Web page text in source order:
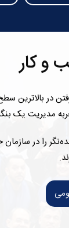
و کار
در بالاترین
مدیریت یک
را در